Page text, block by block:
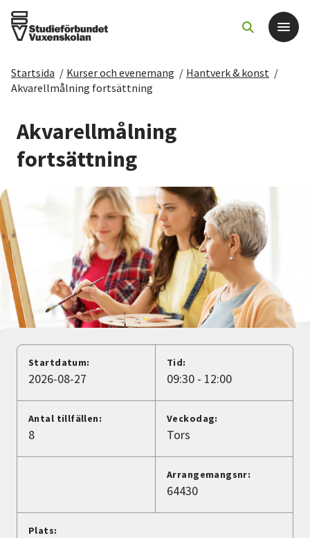
Det här gör vi
För dig som
Sök kurser och evenemang
Om SV
Starta studiecirkel
Cirkelledare
Nyheter
Avdelningar
Lyssna
Startsida / Kurser och evenemang / Hantverk & konst /
Akvarellmålning fortsättning
Akvarellmålning
fortsättning
Startdatum:
2026-08-27
Tid:
09:30 - 12:00
Antal tillfällen:
8
Veckodag:
Tors
Arrangemangsnr:
64430
Plats: